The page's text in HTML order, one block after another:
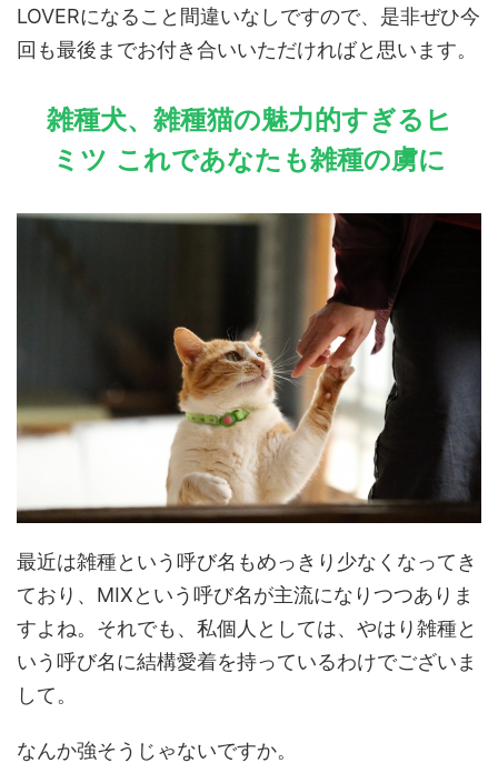
LOVERになること間違いなしですので、是非ぜひ今
回も最後までお付き合いいただければと思います。
雑種犬、雑種猫の魅力的すぎるヒ
ミツ これであなたも雑種の虜に
最近は雑種という呼び名もめっきり少なくなってき
ており、MIXという呼び名が主流になりつつありま
すよね。それでも、私個人としては、やはり雑種と
いう呼び名に結構愛着を持っているわけでございま
して。
なんか強そうじゃないですか。